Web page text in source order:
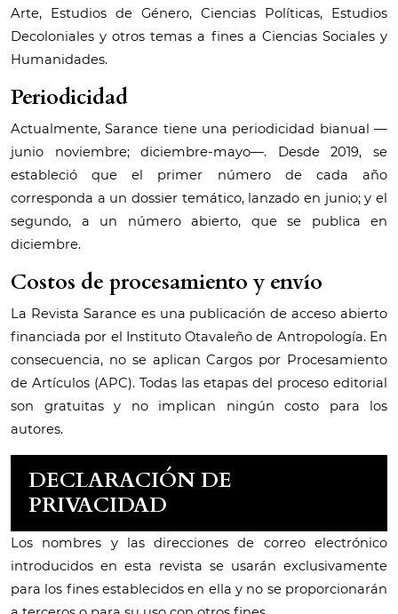
Arte, Estudios de Género, Ciencias Políticas, Estudios
Decoloniales y otros temas a fines a Ciencias Sociales y
Humanidades.
Periodicidad
Actualmente, Sarance tiene una periodicidad bianual —
junio noviembre; diciembre-mayo—. Desde 2019, se
estableció que el primer número de cada año
corresponda a un dossier temático, lanzado en junio; y el
segundo, a un número abierto, que se publica en
diciembre.
Costos de procesamiento y envío
La Revista Sarance es una publicación de acceso abierto
financiada por el Instituto Otavaleño de Antropología. En
consecuencia, no se aplican Cargos por Procesamiento
de Artículos (APC). Todas las etapas del proceso editorial
son gratuitas y no implican ningún costo para los
autores.
DECLARACIÓN DE
PRIVACIDAD
Los nombres y las direcciones de correo electrónico
introducidos en esta revista se usarán exclusivamente
para los fines establecidos en ella y no se proporcionarán